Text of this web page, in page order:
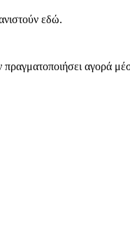
εδώ.
πραγματοποιήσει αγορά